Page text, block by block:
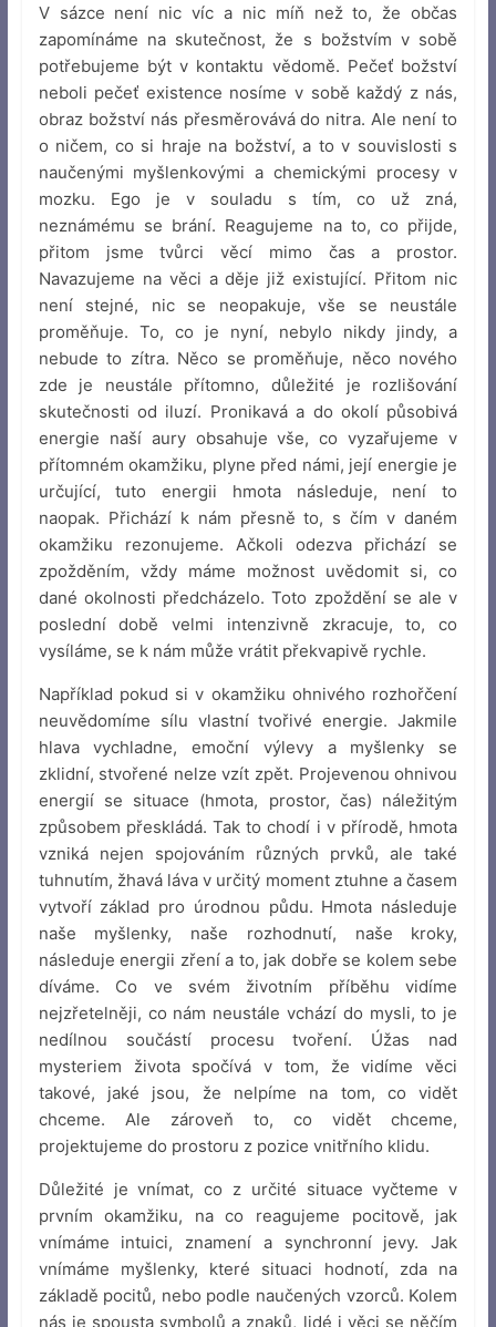
V sázce není nic víc a nic míň než to, že občas
zapomínáme na skutečnost, že s božstvím v sobě
potřebujeme být v kontaktu vědomě. Pečeť božství
neboli pečeť existence nosíme v sobě každý z nás,
obraz božství nás přesměrovává do nitra. Ale není to
o ničem, co si hraje na božství, a to v souvislosti s
naučenými myšlenkovými a chemickými procesy v
mozku. Ego je v souladu s tím, co už zná,
neznámému se brání. Reagujeme na to, co přijde,
přitom jsme tvůrci věcí mimo čas a prostor.
Navazujeme na věci a děje již existující. Přitom nic
není stejné, nic se neopakuje, vše se neustále
proměňuje. To, co je nyní, nebylo nikdy jindy, a
nebude to zítra. Něco se proměňuje, něco nového
zde je neustále přítomno, důležité je rozlišování
skutečnosti od iluzí. Pronikavá a do okolí působivá
energie naší aury obsahuje vše, co vyzařujeme v
přítomném okamžiku, plyne před námi, její energie je
určující, tuto energii hmota následuje, není to
naopak. Přichází k nám přesně to, s čím v daném
okamžiku rezonujeme. Ačkoli odezva přichází se
zpožděním, vždy máme možnost uvědomit si, co
dané okolnosti předcházelo. Toto zpoždění se ale v
poslední době velmi intenzivně zkracuje, to, co
vysíláme, se k nám může vrátit překvapivě rychle.
Například pokud si v okamžiku ohnivého rozhořčení
neuvědomíme sílu vlastní tvořivé energie. Jakmile
hlava vychladne, emoční výlevy a myšlenky se
zklidní, stvořené nelze vzít zpět. Projevenou ohnivou
energií se situace (hmota, prostor, čas) náležitým
způsobem přeskládá. Tak to chodí i v přírodě, hmota
vzniká nejen spojováním různých prvků, ale také
tuhnutím, žhavá láva v určitý moment ztuhne a časem
vytvoří základ pro úrodnou půdu. Hmota následuje
naše myšlenky, naše rozhodnutí, naše kroky,
následuje energii zření a to, jak dobře se kolem sebe
díváme. Co ve svém životním příběhu vidíme
nejzřetelněji, co nám neustále vchází do mysli, to je
nedílnou součástí procesu tvoření. Úžas nad
mysteriem života spočívá v tom, že vidíme věci
takové, jaké jsou, že nelpíme na tom, co vidět
chceme. Ale zároveň to, co vidět chceme,
projektujeme do prostoru z pozice vnitřního klidu.
Důležité je vnímat, co z určité situace vyčteme v
prvním okamžiku, na co reagujeme pocitově, jak
vnímáme intuici, znamení a synchronní jevy. Jak
vnímáme myšlenky, které situaci hodnotí, zda na
základě pocitů, nebo podle naučených vzorců. Kolem
nás je spousta symbolů a znaků, lidé i věci se něčím